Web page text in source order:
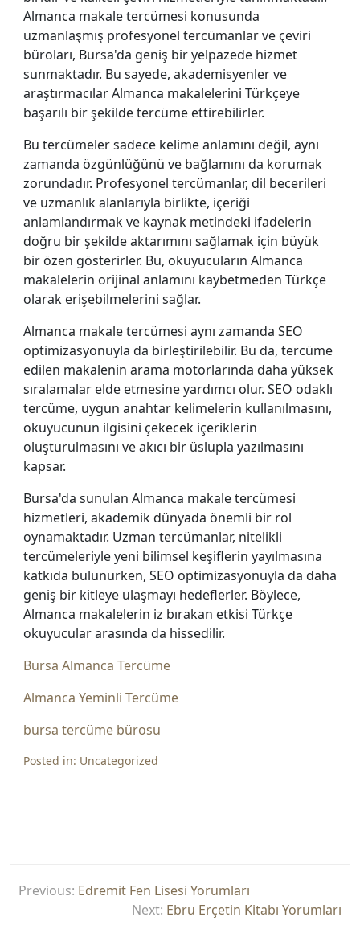
Almanca makale tercümesi konusunda
uzmanlaşmış profesyonel tercümanlar ve çeviri
büroları, Bursa'da geniş bir yelpazede hizmet
sunmaktadır. Bu sayede, akademisyenler ve
araştırmacılar Almanca makalelerini Türkçeye
başarılı bir şekilde tercüme ettirebilirler.
Bu tercümeler sadece kelime anlamını değil, aynı
zamanda özgünlüğünü ve bağlamını da korumak
zorundadır. Profesyonel tercümanlar, dil becerileri
ve uzmanlık alanlarıyla birlikte, içeriği
anlamlandırmak ve kaynak metindeki ifadelerin
doğru bir şekilde aktarımını sağlamak için büyük
bir özen gösterirler. Bu, okuyucuların Almanca
makalelerin orijinal anlamını kaybetmeden Türkçe
olarak erişebilmelerini sağlar.
Almanca makale tercümesi aynı zamanda SEO
optimizasyonuyla da birleştirilebilir. Bu da, tercüme
edilen makalenin arama motorlarında daha yüksek
sıralamalar elde etmesine yardımcı olur. SEO odaklı
tercüme, uygun anahtar kelimelerin kullanılmasını,
okuyucunun ilgisini çekecek içeriklerin
oluşturulmasını ve akıcı bir üslupla yazılmasını
kapsar.
Bursa'da sunulan Almanca makale tercümesi
hizmetleri, akademik dünyada önemli bir rol
oynamaktadır. Uzman tercümanlar, nitelikli
tercümeleriyle yeni bilimsel keşiflerin yayılmasına
katkıda bulunurken, SEO optimizasyonuyla da daha
geniş bir kitleye ulaşmayı hedeflerler. Böylece,
Almanca makalelerin iz bırakan etkisi Türkçe
okuyucular arasında da hissedilir.
Bursa Almanca Tercüme
Almanca Yeminli Tercüme
bursa tercüme bürosu
Posted in: Uncategorized
gezinmesi
Previous: Edremit Fen Lisesi Yorumları
Next: Ebru Erçetin Kitabı Yorumları